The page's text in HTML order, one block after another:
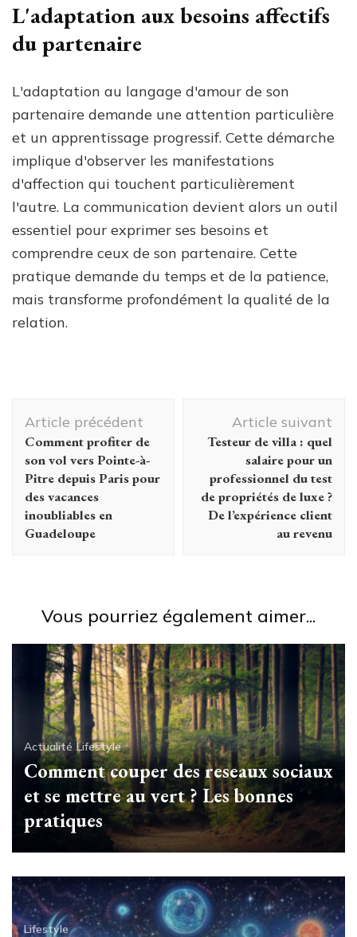
L'adaptation aux besoins affectifs
du partenaire
L'adaptation au langage d'amour de son
partenaire demande une attention particulière
et un apprentissage progressif. Cette démarche
implique d'observer les manifestations
d'affection qui touchent particulièrement
l'autre. La communication devient alors un outil
essentiel pour exprimer ses besoins et
comprendre ceux de son partenaire. Cette
pratique demande du temps et de la patience,
mais transforme profondément la qualité de la
relation.
d'article
Article précédent
Comment profiter de
son vol vers Pointe-à-
Pitre depuis Paris pour
des vacances
inoubliables en
Guadeloupe
Article suivant
Testeur de villa : quel
salaire pour un
professionnel du test
de propriétés de luxe ?
De l’expérience client
au revenu
Vous pourriez également aimer...
Actualité Lifestyle
Comment couper des reseaux sociaux
et se mettre au vert ? Les bonnes
pratiques
Lifestyle